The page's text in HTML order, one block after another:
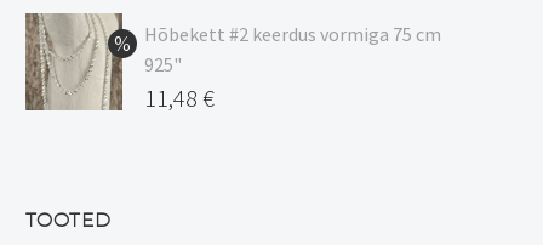
oli:
17,00 €.
hind
on:
15,00 €.
Hõbekett #2 keerdus vormiga 75 cm
925"
Algne
11,48 €
TOOTED